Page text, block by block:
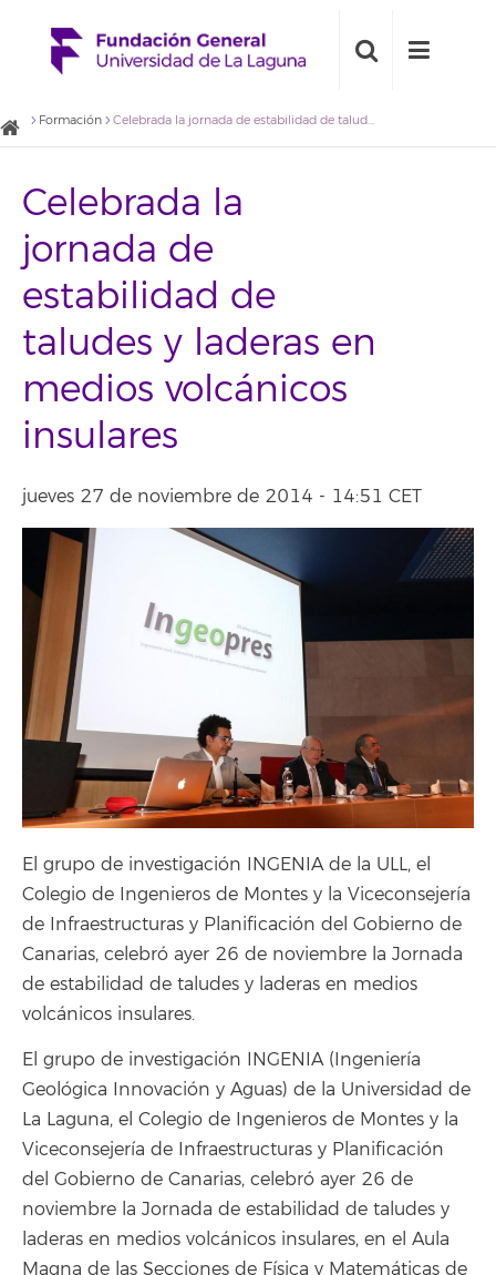
Formación Celebrada la jornada de estabilidad de taludes y laderas en medios volcánicos insulares
Celebrada la
jornada de
estabilidad de
taludes y laderas en
medios volcánicos
insulares
jueves 27 de noviembre de 2014 - 14:51 CET
El grupo de investigación INGENIA de la ULL, el
Colegio de Ingenieros de Montes y la Viceconsejería
de Infraestructuras y Planificación del Gobierno de
Canarias, celebró ayer 26 de noviembre la Jornada
de estabilidad de taludes y laderas en medios
volcánicos insulares.
El grupo de investigación INGENIA (Ingeniería
Geológica Innovación y Aguas) de la Universidad de
La Laguna, el Colegio de Ingenieros de Montes y la
Viceconsejería de Infraestructuras y Planificación
del Gobierno de Canarias, celebró ayer 26 de
noviembre la Jornada de estabilidad de taludes y
laderas en medios volcánicos insulares, en el Aula
Magna de las Secciones de Física y Matemáticas de